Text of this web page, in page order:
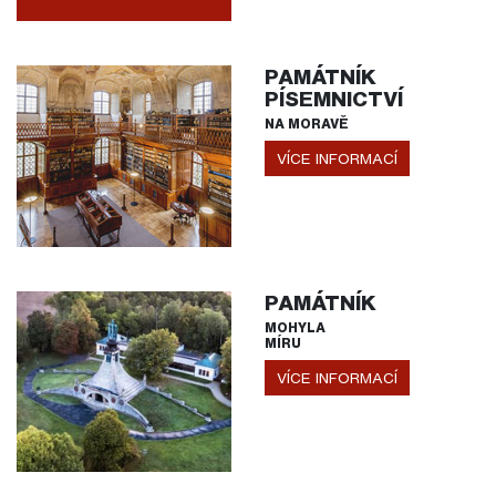
PAMÁTNÍK
PÍSEMNICTVÍ
NA MORAVĚ
VÍCE INFORMACÍ
PAMÁTNÍK
MOHYLA
MÍRU
VÍCE INFORMACÍ